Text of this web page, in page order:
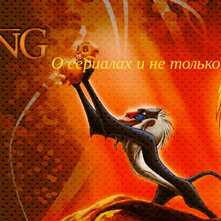
О сериалах и не только